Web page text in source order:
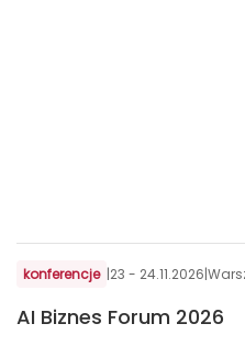
konferencje |23 - 24.11.2026|
AI Biznes Forum 2026